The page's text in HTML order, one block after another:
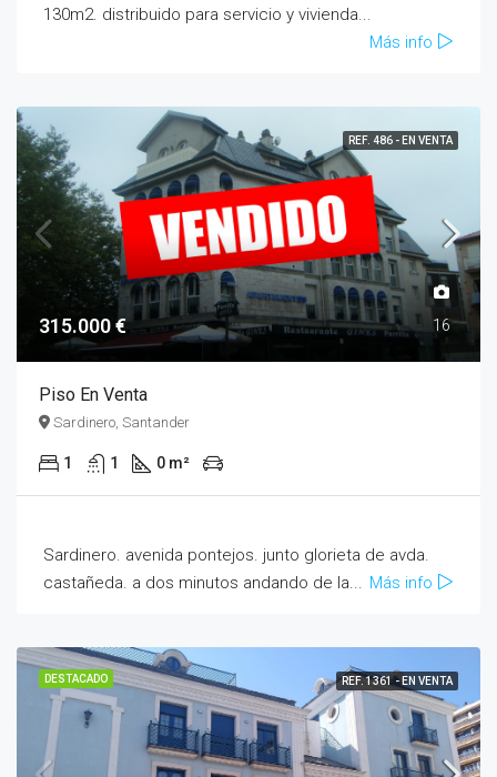
130m2. distribuido para servicio y vivienda...
Más info
REF. 486 - EN VENTA
315.000 € 16
Piso En Venta
Sardinero, Santander
1 1 0 m²
Sardinero. avenida pontejos. junto glorieta de avda.
castañeda. a dos minutos andando de la... Más info
DESTACADO REF. 1361 - EN VENTA